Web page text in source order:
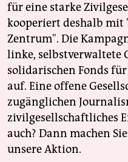
für eine starke
kooperiert deshalb
Zentrum". Die
linke, selbstverwaltete
solidarischen Fonds
auf. Eine offene
zugänglichen
zivilgesellschaftliches
auch? Dann machen
unsere Aktion.